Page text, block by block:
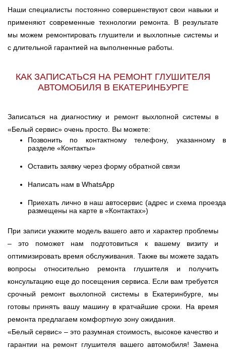
Наши специалисты постоянно совершенствуют свои навыки и
применяют современные технологии ремонта. В результате
мы можем ремонтировать глушители и выхлопные системы и
с длительной гарантией на выполненные работы.
КАК ЗАПИСАТЬСЯ НА РЕМОНТ ГЛУШИТЕЛЯ
АВТОМОБИЛЯ В ЕКАТЕРИНБУРГЕ
Записаться на диагностику и ремонт выхлопной системы в
«Белый сервис» очень просто. Вы можете:
Позвонить по контактному телефону, указанному в
разделе «Контакты»
Оставить заявку через форму обратной связи
Написать нам в WhatsApp
Приехать лично в наш автосервис (адрес и схема проезда
размещены на карте в «Контактах»)
При записи укажите модель вашего авто и характер проблемы
– это поможет нам подготовиться к вашему визиту и
оптимизировать время обслуживания. Также вы можете задать
вопросы относительно ремонта глушителя и получить
консультацию еще до посещения сервиса. Если вам требуется
срочный ремонт выхлопной системы в Екатеринбурге, мы
готовы принять вашу машину в кратчайшие сроки. На время
ремонта предлагаем комфортную зону ожидания.
«Белый сервис» – это разумная стоимость, высокое качество и
гарантии на ремонт глушителя вашего автомобиля! Замена